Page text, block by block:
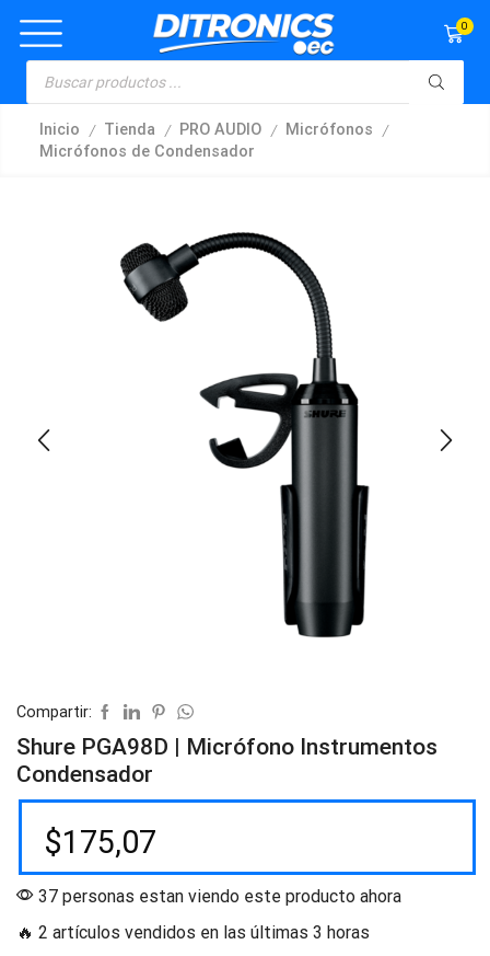
0
Inicio / Tienda / PRO AUDIO / Micrófonos /
Micrófonos de Condensador
Compartir:
Shure PGA98D | Micrófono Instrumentos
Condensador
$175,07
37 personas estan viendo este producto ahora
🔥 2 artículos vendidos en las últimas 3 horas